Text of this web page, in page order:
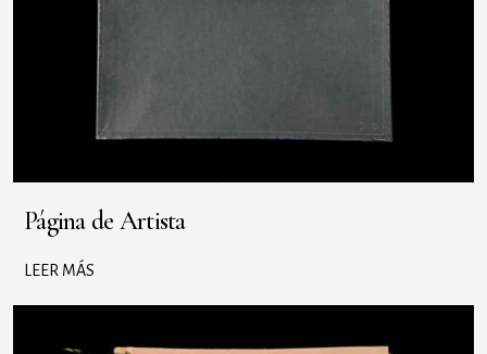
Página de Artista
LEER MÁS